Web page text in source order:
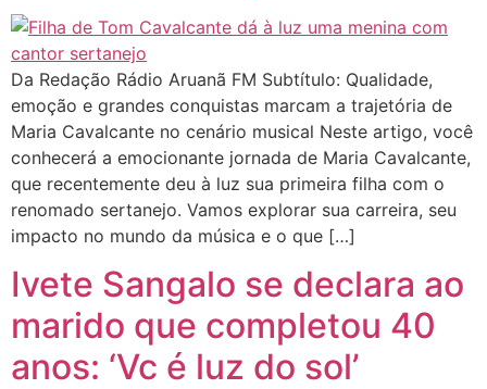
Da Redação Rádio Aruanã FM Subtítulo: Qualidade,
emoção e grandes conquistas marcam a trajetória de
Maria Cavalcante no cenário musical Neste artigo, você
conhecerá a emocionante jornada de Maria Cavalcante,
que recentemente deu à luz sua primeira filha com o
renomado sertanejo. Vamos explorar sua carreira, seu
impacto no mundo da música e o que […]
Ivete Sangalo se declara ao
marido que completou 40
anos: ‘Vc é luz do sol’